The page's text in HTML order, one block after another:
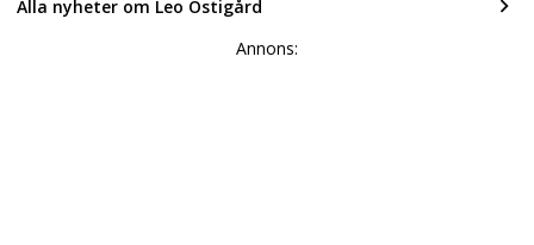
Alla nyheter om Leo Östigård
Annons: